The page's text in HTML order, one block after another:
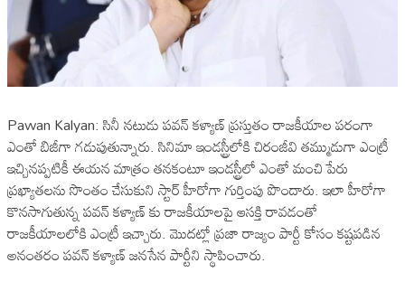
Pawan Kalyan: సినీ నటుడు పవన్ కళ్యాణ్ ప్రస్తుతం రాజకీయాల పరంగా
ఎంతో బిజీగా గడుపుతున్నారు. సినిమా ఇండస్ట్రీలోకి చిరంజీవి తమ్ముడుగా ఎంట్రీ
ఇచ్చినప్పటికీ ఈయన మాత్రం తనకంటూ ఇండస్ట్రీలో ఎంతో మంచి పేరు
ప్రఖ్యాతలను సొంతం చేసుకుని స్టార్ హీరోగా గుర్తింపు పొందారు. ఇలా హీరోగా
కొనసాగుతున్న పవన్ కళ్యాణ్ కు రాజకీయాలపై ఆసక్తి రావడంతో
రాజకీయాలలోకి ఎంట్రీ ఇచ్చారు. మొదట్లో ప్రజా రాజ్యం పార్టీ కోసం కష్టపడిన
అనంతరం పవన్ కళ్యాణ్ జనసేన పార్టీని స్థాపించారు.